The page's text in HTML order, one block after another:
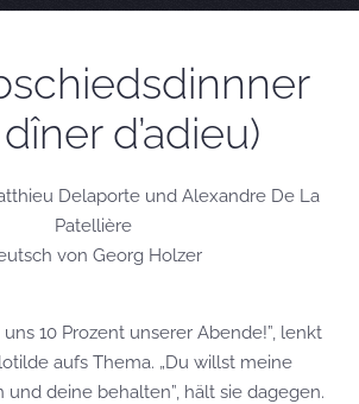
d’adieu)
Delaporte und Alexandre De La
Patellière
von Georg Holzer
10 Prozent unserer Abende!”, lenkt
aufs Thema. „Du willst meine
und deine behalten”, hält sie dagegen.